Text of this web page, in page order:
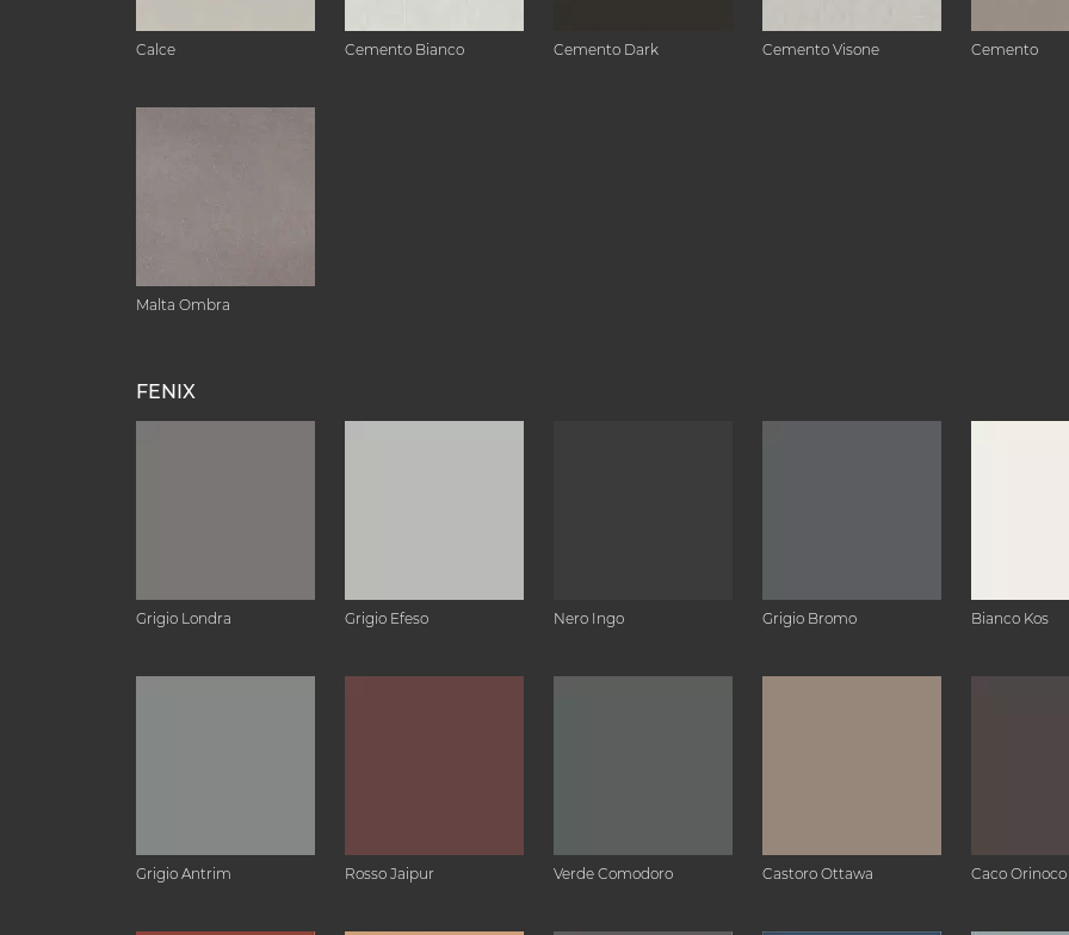
Calce Cemento Bianco Cemento Dark Cemento Visone Cemento
Malta Ombra
FENIX
Grigio Londra Grigio Efeso Nero Ingo Grigio Bromo Bianco Kos
Grigio Antrim Rosso Jaipur Verde Comodoro Castoro Ottawa Caco Orinoco